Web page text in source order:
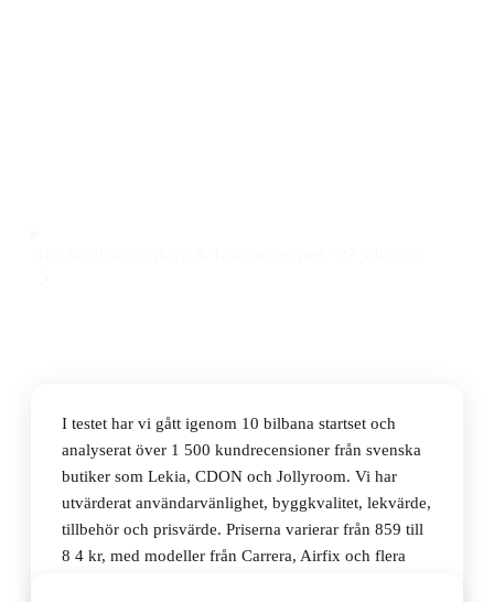
I testet har vi gått igenom 10 bilbana startset och
analyserat över 1 500 kundrecensioner från svenska
butiker som Lekia, CDON och Jollyroom. Vi har
utvärderat användarvänlighet, byggkvalitet, lekvärde,
tillbehör och prisvärde. Priserna varierar från 859 till
8 4 kr, med modeller från Carrera, Airfix och flera